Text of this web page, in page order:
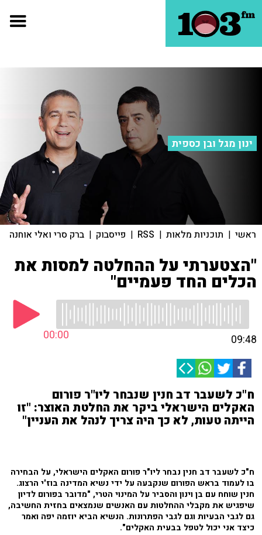
ינון מגל ובן כספית
ראשי | תוכניות מלאות |
RSS
| פייסבוק | ברק סרי ואלי אוחנה
"הצטערתי על ההחלטה למסות את
הכלים החד פעמיים"
00:00 09:48
ח"כ לשעבר דב חנין שנבחר ליו"ר פורום
האקלים הישראלי ביקר את החלטת האוצר: "זו
הייתה טעות, לא כך היה צריך לנהל את העניין"
ח"כ לשעבר דב חנין נבחר ליו"ר פורום האקלים הישראלי, על הבחירה
בו לעמוד בראש הפורום שנקבעה על ידי נשיא המדינה בוז'י הרצוג.
חנין שוחח עם בן וינון והסביר על המינוי הטרי, "מדובר בפורום לדיון
שיפגיש את מקבלי ההחלטות עם האנשים שנמצאים בחזית החשיבה,
גם לגבי הבעיות וגם לגבי הפתרונות. הנשיא הביא יוזמה יפה ואמר
כיצד אני יכול לטפל בבעית האקלים".